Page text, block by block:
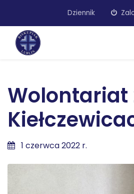
Dziennik
Wolontariat
1 czerwca 2022 r.